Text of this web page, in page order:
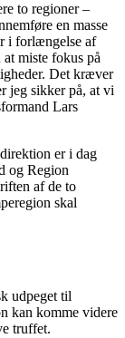
to regioner –
en masse
i forlængelse af
miste fokus på
Det kræver
jeg sikker på, at vi
Lars
er i dag
og Region
af de to
skal
udpeget til
kan komme videre
truffet.